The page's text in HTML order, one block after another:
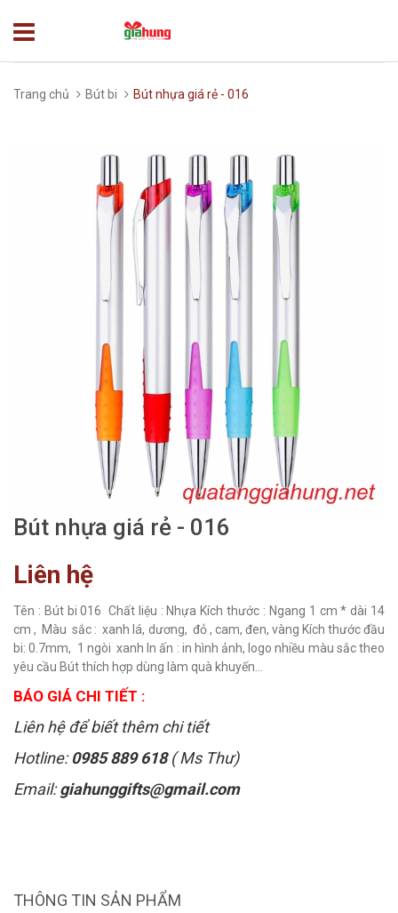
Trang chủ Bút bi Bút nhựa giá rẻ - 016
Bút nhựa giá rẻ - 016
Liên hệ
Tên : Bút bi 016 Chất liệu : Nhựa Kích thước : Ngang 1 cm * dài 14
cm , Màu sắc : xanh lá, dương, đỏ , cam, đen, vàng Kích thước đầu
bi: 0.7mm, 1 ngòi xanh In ấn : in hình ảnh, logo nhiều màu sắc theo
yêu cầu Bút thích hợp dùng làm quà khuyến...
BÁO GIÁ CHI TIẾT :
Liên hệ để biết thêm chi tiết
Hotline:0985 889 618( Ms Thư)
Email:giahunggifts@gmail.com
THÔNG TIN SẢN PHẨM